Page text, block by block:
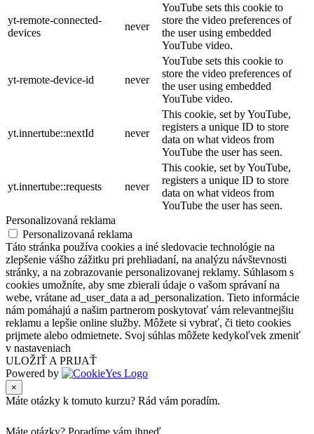
yt-remote-connected-
devices
never
YouTube sets this cookie to
store the video preferences of
the user using embedded
YouTube video.
yt-remote-device-id never
YouTube sets this cookie to
store the video preferences of
the user using embedded
YouTube video.
yt.innertube::nextId never
This cookie, set by YouTube,
registers a unique ID to store
data on what videos from
YouTube the user has seen.
yt.innertube::requests never
This cookie, set by YouTube,
registers a unique ID to store
data on what videos from
YouTube the user has seen.
Personalizovaná reklama
Personalizovaná reklama
Táto stránka používa cookies a iné sledovacie technológie na
zlepšenie vášho zážitku pri prehliadaní, na analýzu návštevnosti
stránky, a na zobrazovanie personalizovanej reklamy. Súhlasom s
cookies umožníte, aby sme zbierali údaje o vašom správaní na
webe, vrátane ad_user_data a ad_personalization. Tieto informácie
nám pomáhajú a našim partnerom poskytovať vám relevantnejšiu
reklamu a lepšie online služby. Môžete si vybrať, či tieto cookies
prijmete alebo odmietnete. Svoj súhlas môžete kedykoľvek zmeniť
v nastaveniach
ULOŽIŤ A PRIJAŤ
Powered by
×
Máte otázky k tomuto kurzu? Rád vám poradím.
Máte otázky? Poradíme vám ihneď